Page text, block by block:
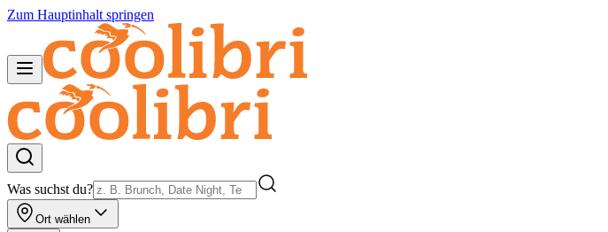
Zum Hauptinhalt springen
Was suchst du?
Ort wählen